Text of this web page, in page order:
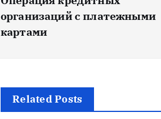
организаций с платежными
картами
Related Posts